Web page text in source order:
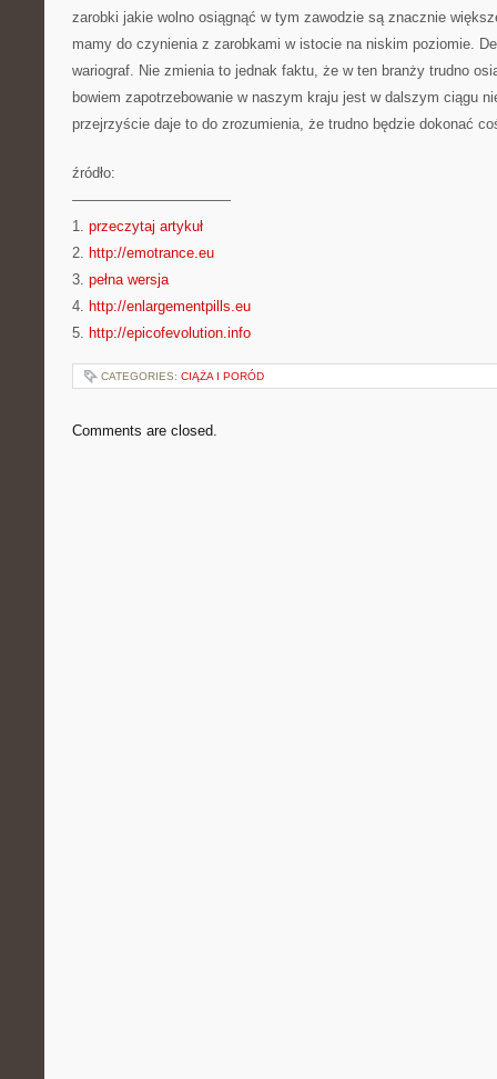
zarobki jakie wolno osiągnąć w tym zawodzie są znacznie
mamy do czynienia z zarobkami w istocie na niskim poziomie.
wariograf. Nie zmienia to jednak faktu, że w ten branży trudno
bowiem zapotrzebowanie w naszym kraju jest w dalszym ciągu
przejrzyście daje to do zrozumienia, że trudno będzie dokonać
źródło:
———————————
1. przeczytaj artykuł
2. http://emotrance.eu
3. pełna wersja
4. http://enlargementpills.eu
5. http://epicofevolution.info
CATEGORIES: CIĄŻA I PORÓD
Comments are closed.